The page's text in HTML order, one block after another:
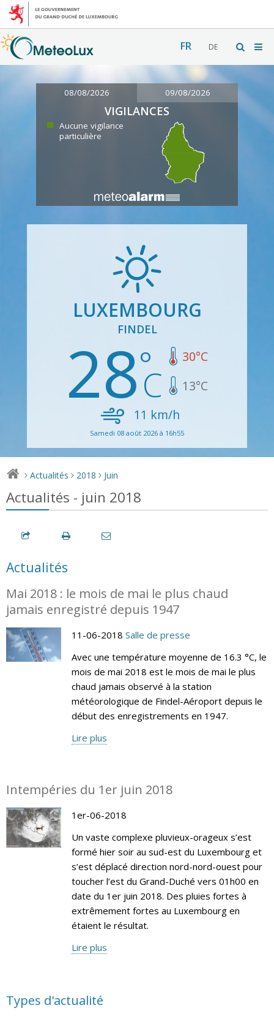
FR DE
08/08/2026 09/08/2026
VIGILANCES
Aucune vigilance
particulière
LUXEMBOURG
FINDEL
28 30°C
13°C
11 km/h
Samedi 08 août 2026 à 16h55
> Actualités > 2018 > Juin
Actualités - juin 2018
Actualités
Mai 2018 : le mois de mai le plus chaud
jamais enregistré depuis 1947
11-06-2018 Salle de presse
Avec une température moyenne de 16.3 °C, le
mois de mai 2018 est le mois de mai le plus
chaud jamais observé à la station
météorologique de Findel-Aéroport depuis le
début des enregistrements en 1947.
Lire plus
Intempéries du 1er juin 2018
1er-06-2018
Un vaste complexe pluvieux-orageux s’est
formé hier soir au sud-est du Luxembourg et
s’est déplacé direction nord-nord-ouest pour
toucher l’est du Grand-Duché vers 01h00 en
date du 1er juin 2018. Des pluies fortes à
extrêmement fortes au Luxembourg en
étaient le résultat.
Lire plus
Types d'actualité